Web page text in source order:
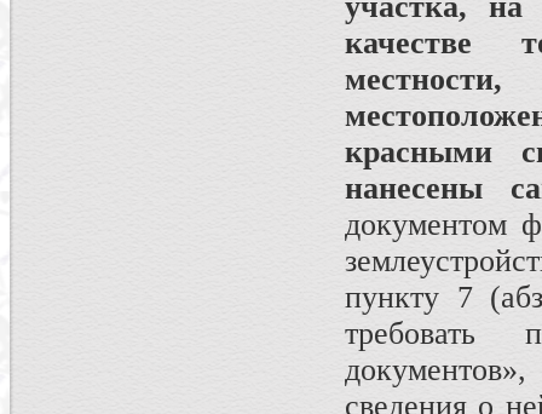
качестве
красными
нанесены
документом
пункту 7
требовать
сведения о